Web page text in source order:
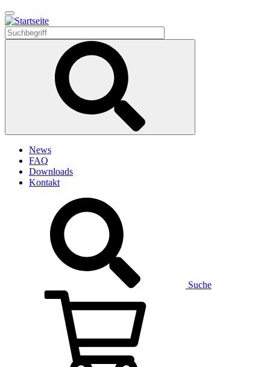
Direkt
zum
Inhalt
News
FAQ
Downloads
Kontakt
Suche